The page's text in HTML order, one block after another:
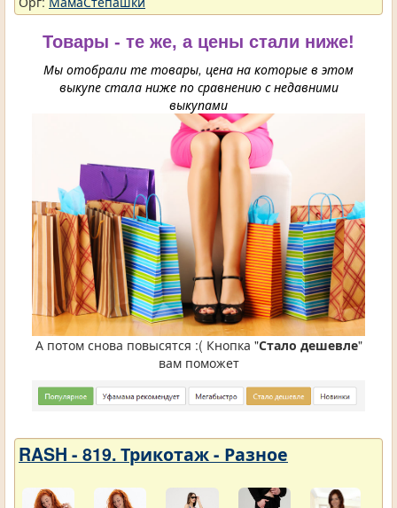
Товары - те же, а цены стали ниже!
Мы отобрали те товары, цена на которые в этом
выкупе стала ниже по сравнению с недавними
выкупами
А потом снова повысятся :( Кнопка "Стало дешевле"
вам поможет
RASH - 819. Трикотаж - Разное